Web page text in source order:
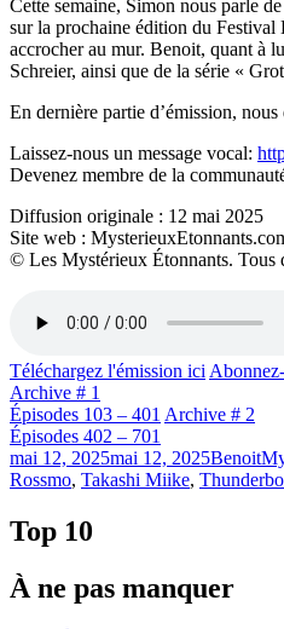
Cette semaine, Simon nous parle
sur la prochaine édition du
accrocher au mur. Benoit, quant à
Schreier, ainsi que de la série «
En dernière partie d’émission,
Laissez-nous un message vocal:
Devenez membre de la
Diffusion originale : 12 mai 2025
Site web :
© Les Mystérieux Étonnants. Tous
Téléchargez l'émission ici
Archive # 1
Épisodes 103 – 401 Archive # 2
Épisodes 402 – 701
Publié
le
mai 12, 2025mai 12, 2025Benoit
Rossmo, Takashi Miike,
Top 10
À ne pas manquer